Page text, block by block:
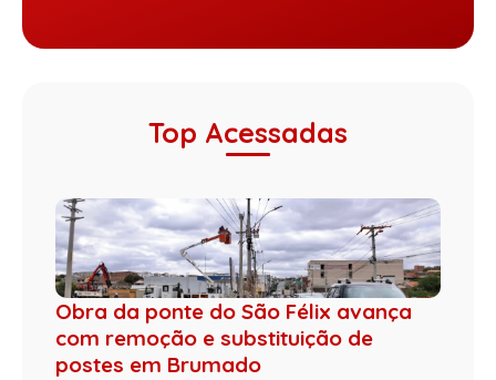
Top Acessadas
Obra da ponte do São Félix avança
com remoção e substituição de
postes em Brumado